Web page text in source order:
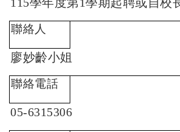
聯絡人
廖妙齡小姐
聯絡電話
05-6315306